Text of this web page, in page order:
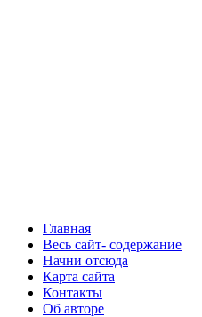
Главная
Весь сайт- содержание
Начни отсюда
Карта сайта
Контакты
Об авторе